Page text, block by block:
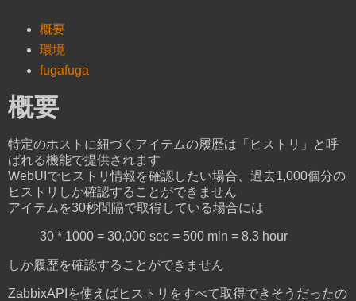
概要
環境
fugafuga
概要
特定のホストに紐づくアイテムの履歴は「ヒストリ」と呼
ばれる機能で提供されます
WebUIでヒストリ情報を確認したい場合、過去1,000個分の
ヒストリしか確認することができません
アイテムを30秒間隔で取得している場合には
30 * 1000 = 30,000 sec = 500 min = 8.3 hour
しか履歴を確認することができません
ZabbixAPIを使えばヒストリをすべて取得できそうだったの